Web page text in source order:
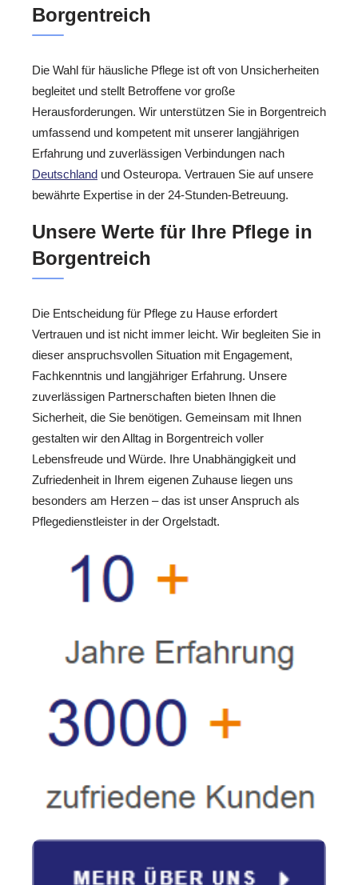
Borgentreich
Die Wahl für häusliche Pflege ist oft von Unsicherheiten
begleitet und stellt Betroffene vor große
Herausforderungen. Wir unterstützen Sie in Borgentreich
umfassend und kompetent mit unserer langjährigen
Erfahrung und zuverlässigen Verbindungen nach
Deutschland und Osteuropa. Vertrauen Sie auf unsere
bewährte Expertise in der 24-Stunden-Betreuung.
Unsere Werte für Ihre Pflege in
Borgentreich
Die Entscheidung für Pflege zu Hause erfordert
Vertrauen und ist nicht immer leicht. Wir begleiten Sie in
dieser anspruchsvollen Situation mit Engagement,
Fachkenntnis und langjähriger Erfahrung. Unsere
zuverlässigen Partnerschaften bieten Ihnen die
Sicherheit, die Sie benötigen. Gemeinsam mit Ihnen
gestalten wir den Alltag in Borgentreich voller
Lebensfreude und Würde. Ihre Unabhängigkeit und
Zufriedenheit in Ihrem eigenen Zuhause liegen uns
besonders am Herzen – das ist unser Anspruch als
Pflegedienstleister in der Orgelstadt.